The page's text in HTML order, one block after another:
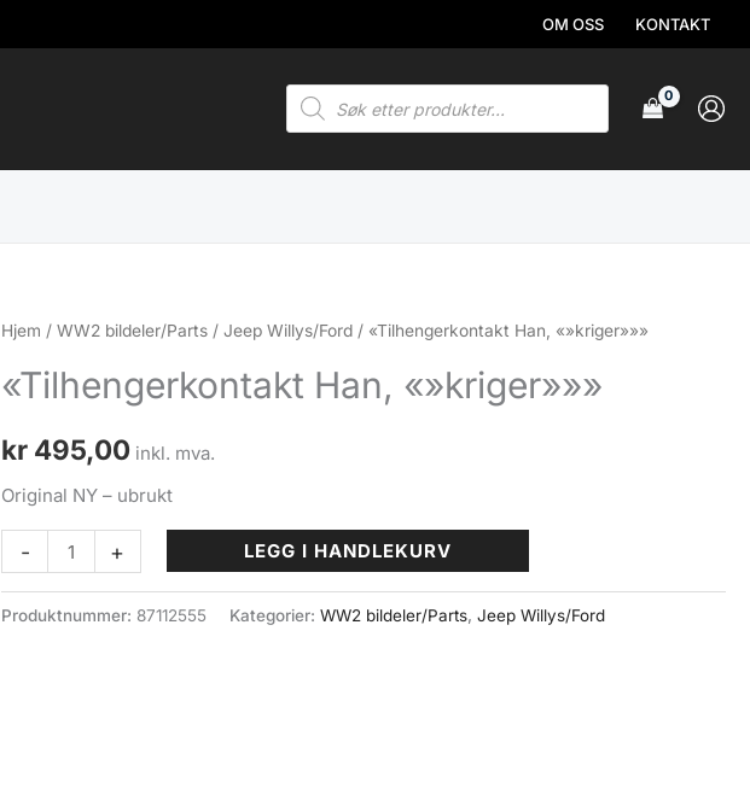
OM OSS KONTAKT
Products
search
Hjem /WW2 bildeler/Parts /Jeep Willys/Ford / «Tilhengerkontakt Han, «»kriger»»»
«Tilhengerkontakt Han, «»kriger»»»
kr 495,00 inkl. mva.
Original NY – ubrukt
-
"Tilhengerkontakt
Han,
""kriger"""
+ LEGG I HANDLEKURV
Produktnummer: 87112555 Kategorier:WW2 bildeler/Parts,Jeep Willys/Ford